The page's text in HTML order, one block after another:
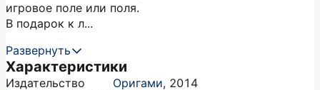
игровое поле или поля.
В подарок к л...
Развернуть
Характеристики
Издательство Оригами, 2014